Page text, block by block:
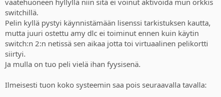
vaatehuoneen hyllyllä niin sitä ei voinut aktivoida mun orkkis
switchillä.
Pelin kyllä pystyi käynnistämään lisenssi tarkistuksen kautta,
mutta juuri ostettu amy dlc ei toiminut ennen kuin käytin
switch:n 2:n netissä sen aikaa jotta toi virtuaalinen pelikortti
siirtyi.
Ja mulla on tuo peli vielä ihan fyysisenä.
Ilmeisesti tuon koko systeemin saa pois seuraavalla tavalla: